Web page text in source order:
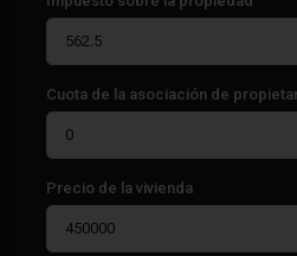
Cuota de la asociación de
Precio de la vivienda